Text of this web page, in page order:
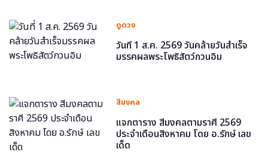
ดูดวง
วันที่ 1 ส.ค. 2569 วันคล้ายวันสำเร็จ
มรรคผลพระโพธิสัตว์กวนอิม
สีมงคล
แจกตาราง สีมงคลตามราศี 2569
ประจำเดือนสิงหาคม โดย อ.รักษ์ เลข
เด็ด